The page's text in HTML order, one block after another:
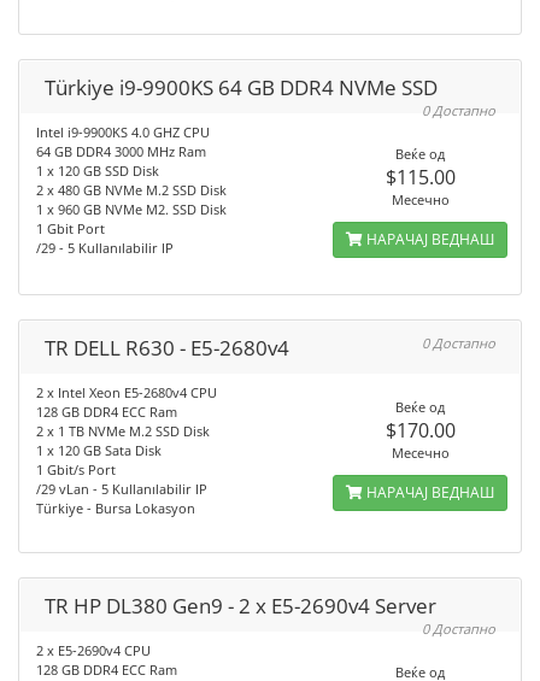
Türkiye i9-9900KS 64 GB DDR4 NVMe SSD
0 Достапно
Intel i9-9900KS 4.0 GHZ CPU
64 GB DDR4 3000 MHz Ram
1 x 120 GB SSD Disk
2 x 480 GB NVMe M.2 SSD Disk
1 x 960 GB NVMe M2. SSD Disk
1 Gbit Port
/29 - 5 Kullanılabilir IP
Веќе од
$115.00
Месечно
НАРАЧАЈ ВЕДНАШ
TR DELL R630 - E5-2680v4 0 Достапно
2 x Intel Xeon E5-2680v4 CPU
128 GB DDR4 ECC Ram
2 x 1 TB NVMe M.2 SSD Disk
1 x 120 GB Sata Disk
1 Gbit/s Port
/29 vLan - 5 Kullanılabilir IP
Türkiye - Bursa Lokasyon
Веќе од
$170.00
Месечно
НАРАЧАЈ ВЕДНАШ
TR HP DL380 Gen9 - 2 x E5-2690v4 Server
0 Достапно
2 x E5-2690v4 CPU
128 GB DDR4 ECC Ram
Веќе од